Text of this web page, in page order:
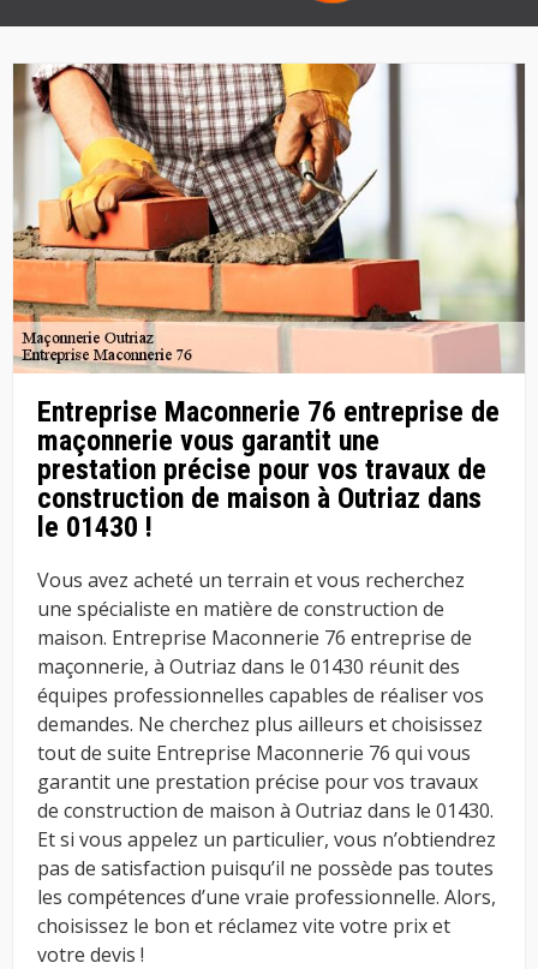
Entreprise Maconnerie 76 entreprise de
maçonnerie vous garantit une
prestation précise pour vos travaux de
construction de maison à Outriaz dans
le 01430 !
Vous avez acheté un terrain et vous recherchez
une spécialiste en matière de construction de
maison. Entreprise Maconnerie 76 entreprise de
maçonnerie, à Outriaz dans le 01430 réunit des
équipes professionnelles capables de réaliser vos
demandes. Ne cherchez plus ailleurs et choisissez
tout de suite Entreprise Maconnerie 76 qui vous
garantit une prestation précise pour vos travaux
de construction de maison à Outriaz dans le 01430.
Et si vous appelez un particulier, vous n’obtiendrez
pas de satisfaction puisqu’il ne possède pas toutes
les compétences d’une vraie professionnelle. Alors,
choisissez le bon et réclamez vite votre prix et
votre devis !